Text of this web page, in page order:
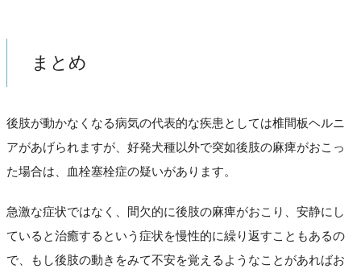
まとめ
後肢が動かなくなる病気の代表的な疾患としては椎間板ヘルニ
アがあげられますが、好発犬種以外で突如後肢の麻痺がおこっ
た場合は、血栓塞栓症の疑いがあります。
急激な症状ではなく、間欠的に後肢の麻痺がおこり、安静にし
ていると治癒するという症状を慢性的に繰り返すこともあるの
で、もし後肢の動きをみて不安を覚えるようなことがあればお